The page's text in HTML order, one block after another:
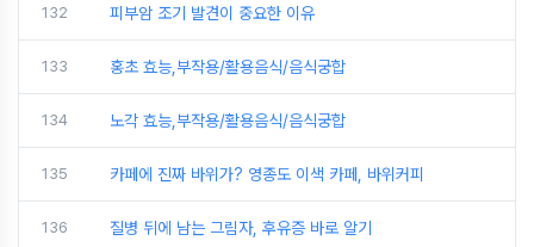
132 피부암 조기 발견이 중요한 이유
133 홍초 효능,부작용/활용음식/음식궁합
134 노각 효능,부작용/활용음식/음식궁합
135 카페에 진짜 바위가? 영종도 이색 카페, 바위커피
136 질병 뒤에 남는 그림자, 후유증 바로 알기